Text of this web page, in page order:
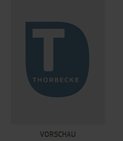
VORSCHAU